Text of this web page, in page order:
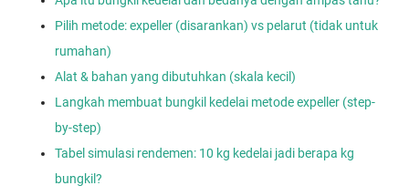
Pilih metode: expeller (disarankan) vs pelarut (tidak untuk
rumahan)
Alat & bahan yang dibutuhkan (skala kecil)
Langkah membuat bungkil kedelai metode expeller (step-
by-step)
Tabel simulasi rendemen: 10 kg kedelai jadi berapa kg
bungkil?